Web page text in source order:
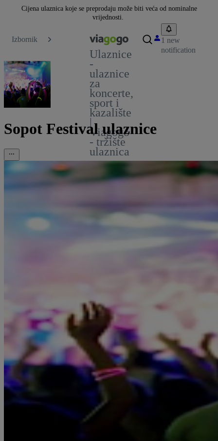
Cijena ulaznica koje se preprodaju može biti veća od nominalne
vrijednosti.
Izbornik
Ulaznice
-
ulaznice
za
koncerte,
sport i
kazalište
|
Viagogo
- tržište
ulaznica
1 new
notification
Sopot Festival ulaznice